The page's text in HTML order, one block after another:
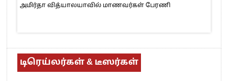
அமிர்தா வித்யாலயாவில் மாணவர்கள் பேரணி
டிரெய்லர்கள் & டீஸர்கள்